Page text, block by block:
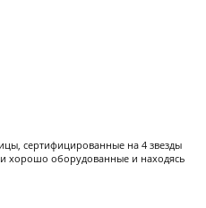
сертифицированные на 4 звезды
хорошо оборудованные и находясь